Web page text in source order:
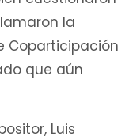
la
Coparticipación
que aún
Luis